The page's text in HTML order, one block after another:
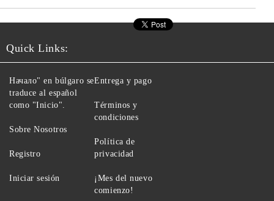
Quick Links:
Начало" en búlgaro se
traduce al español
como "Inicio".
Sobre Nosotros
Registro
Iniciar sesión
Entrega y pago
Términos y
condiciones
Política de
privacidad
¡Mes del nuevo
comienzo!